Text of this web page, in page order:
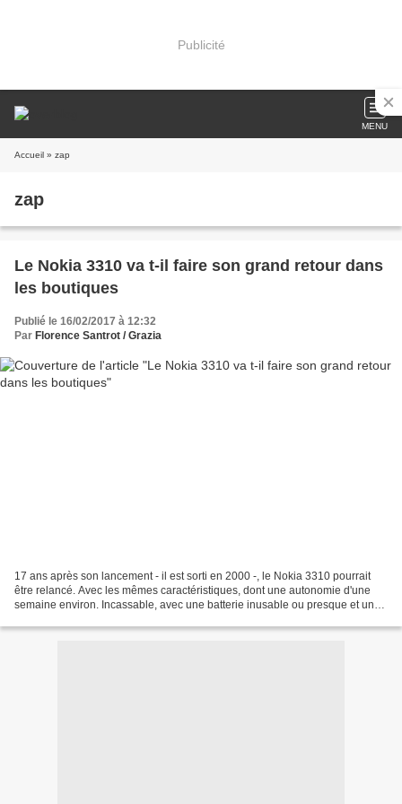
Publicité
MENU
Accueil » zap
zap
Le Nokia 3310 va t-il faire son grand retour dans
les boutiques
Publié le 16/02/2017 à 12:32
Par Florence Santrot / Grazia
17 ans après son lancement - il est sorti en 2000 -, le Nokia 3310 pourrait
être relancé. Avec les mêmes caractéristiques, dont une autonomie d'une
semaine environ. Incassable, avec une batterie inusable ou presque et un